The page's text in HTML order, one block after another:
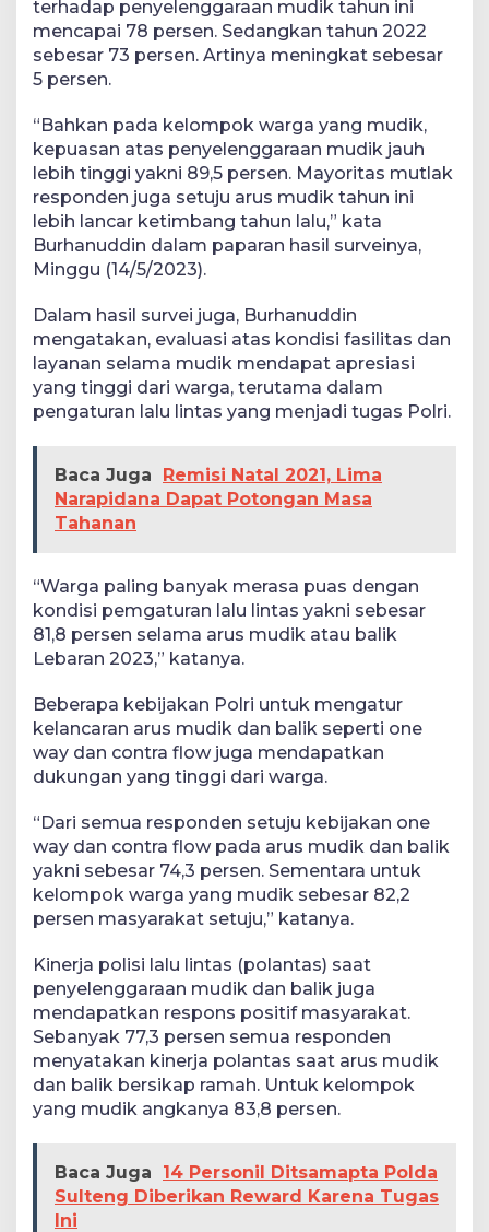
terhadap penyelenggaraan mudik tahun ini
mencapai 78 persen. Sedangkan tahun 2022
sebesar 73 persen. Artinya meningkat sebesar
5 persen.
“Bahkan pada kelompok warga yang mudik,
kepuasan atas penyelenggaraan mudik jauh
lebih tinggi yakni 89,5 persen. Mayoritas mutlak
responden juga setuju arus mudik tahun ini
lebih lancar ketimbang tahun lalu,” kata
Burhanuddin dalam paparan hasil surveinya,
Minggu (14/5/2023).
Dalam hasil survei juga, Burhanuddin
mengatakan, evaluasi atas kondisi fasilitas dan
layanan selama mudik mendapat apresiasi
yang tinggi dari warga, terutama dalam
pengaturan lalu lintas yang menjadi tugas Polri.
Baca Juga
Remisi Natal 2021, Lima
Narapidana Dapat Potongan Masa
Tahanan
“Warga paling banyak merasa puas dengan
kondisi pemgaturan lalu lintas yakni sebesar
81,8 persen selama arus mudik atau balik
Lebaran 2023,” katanya.
Beberapa kebijakan Polri untuk mengatur
kelancaran arus mudik dan balik seperti one
way dan contra flow juga mendapatkan
dukungan yang tinggi dari warga.
“Dari semua responden setuju kebijakan one
way dan contra flow pada arus mudik dan balik
yakni sebesar 74,3 persen. Sementara untuk
kelompok warga yang mudik sebesar 82,2
persen masyarakat setuju,” katanya.
Kinerja polisi lalu lintas (polantas) saat
penyelenggaraan mudik dan balik juga
mendapatkan respons positif masyarakat.
Sebanyak 77,3 persen semua responden
menyatakan kinerja polantas saat arus mudik
dan balik bersikap ramah. Untuk kelompok
yang mudik angkanya 83,8 persen.
Baca Juga
14 Personil Ditsamapta Polda
Sulteng Diberikan Reward Karena Tugas
Ini